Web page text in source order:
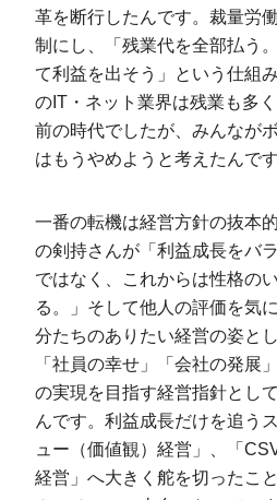
革を断行したんです。裁量労
制にし、「残業代を全部払う
て利益を出そう」という仕組
のIT・ネット業界は残業も多
前の時代でしたが、みんなが
はもうやめようと考えたんです
一番の転機は経営方針の抜本
の剣持さんが「利益成長をバ
ではなく、これからは性格の
る。」そして他人の評価を気
分たちのありたい経営の姿と
「社員の幸せ」「会社の発展
の実現を目指す経営指針とし
んです。利益成長だけを追う
ュー（価値観）経営」、「
経営」へ大きく舵を切ったこ